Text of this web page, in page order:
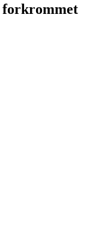
forkrommet